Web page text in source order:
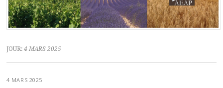
JOUR: 4 MARS 2025
4 MARS 2025